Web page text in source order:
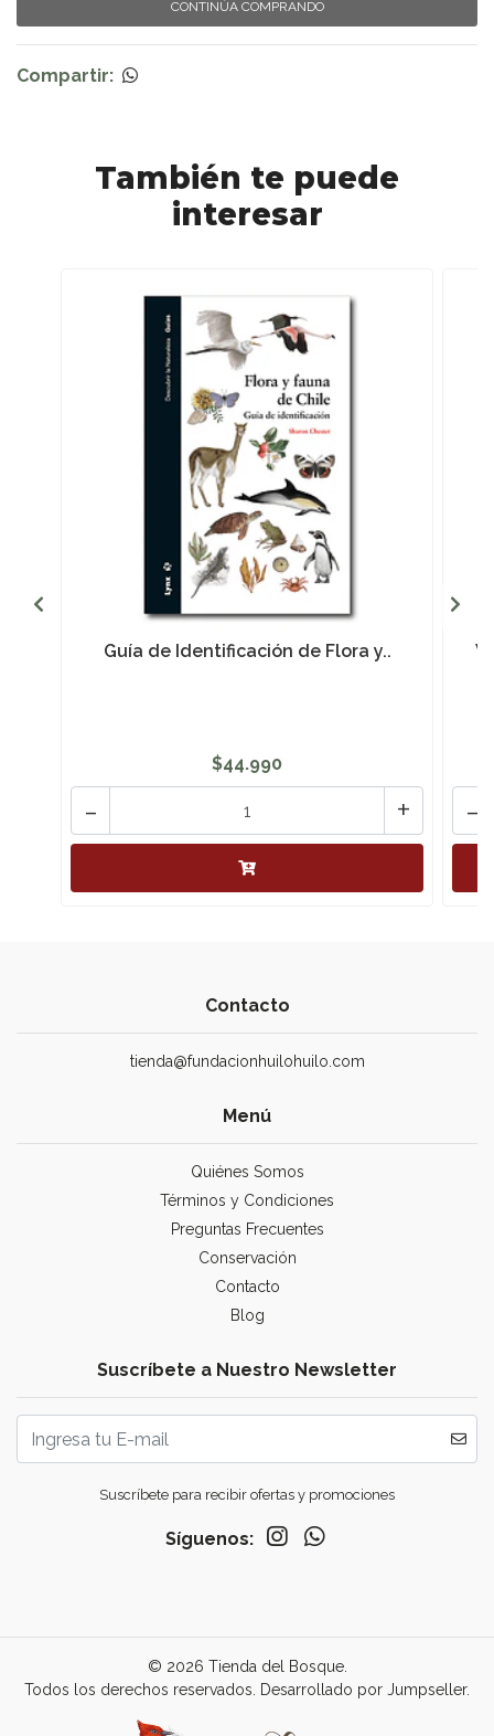
CONTINÚA COMPRANDO
Compartir:
También te puede
interesar
Guía de Identificación de Flora y..
$44.990
+
- -
Contacto
tienda@fundacionhuilohuilo.com
Menú
Quiénes Somos
Términos y Condiciones
Preguntas Frecuentes
Conservación
Contacto
Blog
Suscríbete a Nuestro Newsletter
Suscríbete para recibir ofertas y promociones
Síguenos:
© 2026 Tienda del Bosque.
Todos los derechos reservados.
Desarrollado por Jumpseller.